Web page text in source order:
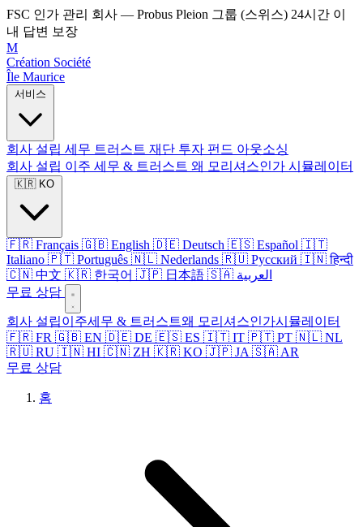
FSC 인가 관리 회사 — Probus Pleion 그룹 (스위스) 24시간 이
내 답변 보장
M
Création Société
Île Maurice
회사 설립 세무 트러스트 재단 투자 펀드 아웃소싱
회사 설립 이주 세무 & 트러스트 왜 모리셔스인가 시뮬레이터
🇫🇷 Français 🇬🇧 English 🇩🇪 Deutsch 🇪🇸 Español 🇮🇹
Italiano 🇵🇹 Português 🇳🇱 Nederlands 🇷🇺 Русский 🇮🇳 हिन्दी
🇨🇳 中文 🇰🇷 한국어 🇯🇵 日本語
🇸🇦 العربية
무료 상담
회사 설립이주세무 & 트러스트왜 모리셔스인가시뮬레이터
🇫🇷 FR 🇬🇧 EN 🇩🇪 DE 🇪🇸 ES 🇮🇹 IT 🇵🇹 PT 🇳🇱 NL
🇷🇺 RU 🇮🇳 HI 🇨🇳 ZH 🇰🇷 KO 🇯🇵 JA 🇸🇦 AR
무료 상담
홈